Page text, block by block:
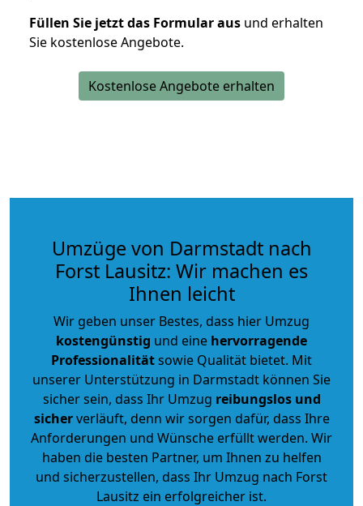
Füllen Sie jetzt das Formular aus und erhalten
Sie kostenlose Angebote.
Kostenlose Angebote erhalten
Umzüge von Darmstadt nach
Forst Lausitz: Wir machen es
Ihnen leicht
Wir geben unser Bestes, dass hier Umzug
kostengünstig und eine hervorragende
Professionalitätsowie Qualität bietet. Mit
unserer Unterstützung in Darmstadt können Sie
sicher sein, dass Ihr Umzug reibungslos und
sicherverläuft, denn wir sorgen dafür, dass Ihre
Anforderungen und Wünsche erfüllt werden. Wir
haben die besten Partner, um Ihnen zu helfen
und sicherzustellen, dass Ihr Umzug nach Forst
Lausitz ein erfolgreicher ist.